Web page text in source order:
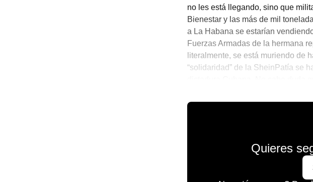
no les está llegando, sino que
Bienestar y las más de mil
a La Habana se estarían
Fuerzas Armadas de la hermana
literalmente, se está muriendo de
“solidaridad” de la SheinPatía se
Quieres